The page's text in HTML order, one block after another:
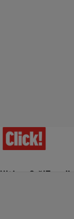
Ultima Oră!Trending